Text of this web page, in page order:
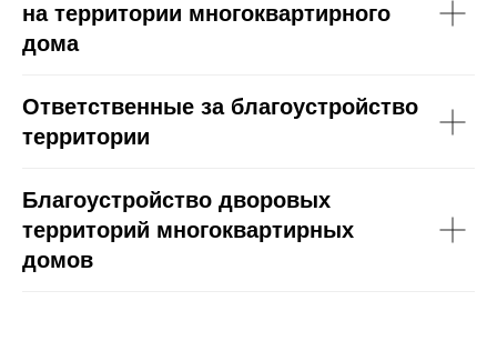
на территории многоквартирного
дома
Ответственные за благоустройство
территории
Благоустройство дворовых
территорий многоквартирных
домов